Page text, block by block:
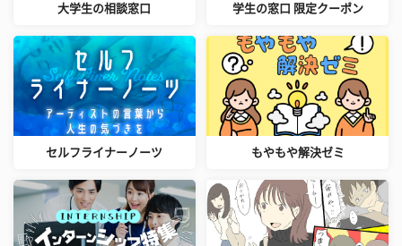
大学生の相談窓口 学生の窓口 限定クーポン
セルフライナーノーツ もやもや解決ゼミ